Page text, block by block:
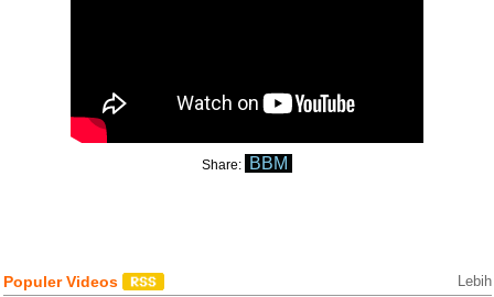
Share: BBM
Populer Videos Lebih